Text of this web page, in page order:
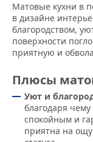
Матовые кухни в
в дизайне
благородством,
поверхности
приятную и
Плюсы
Уют и
благодаря
спокойным и
приятна на